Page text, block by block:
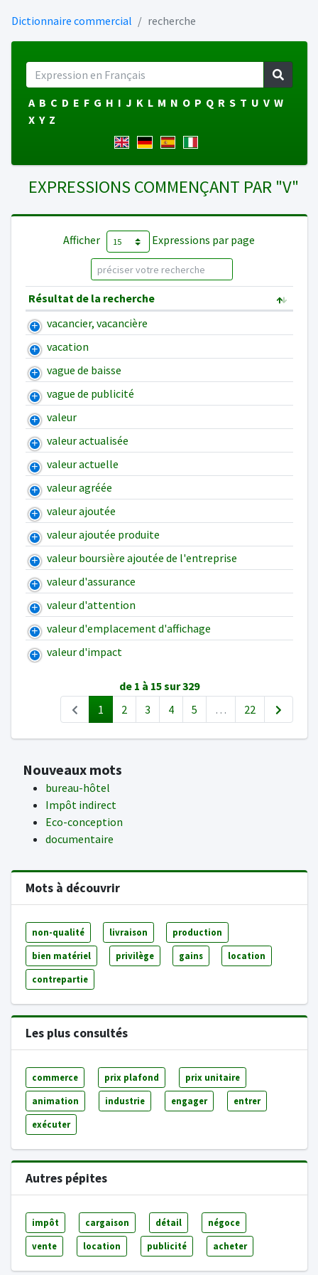
Dictionnaire commercial recherche
A B C D E F G H I J K L M N O P Q R S T U V W
X Y Z
EXPRESSIONS COMMENÇANT PAR "V"
Afficher Expressions par page
Résultat de la recherche
vacancier, vacancière
vacation
vague de baisse
vague de publicité
valeur
valeur actualisée
valeur actuelle
valeur agréée
valeur ajoutée
valeur ajoutée produite
valeur boursière ajoutée de l'entreprise
valeur d'assurance
valeur d'attention
valeur d'emplacement d'affichage
valeur d'impact
de 1 à 15 sur 329
1
2 3 4 5 … 22
Nouveaux mots
bureau-hôtel
Impôt indirect
Eco-conception
documentaire
Mots à découvrir
non-qualité livraison production
bien matériel privilège gains location
contrepartie
Les plus consultés
commerce prix plafond prix unitaire
animation industrie engager entrer
exécuter
Autres pépites
impôt cargaison détail négoce
vente location publicité acheter